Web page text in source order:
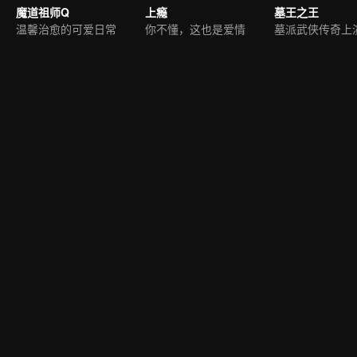
魔道祖师Q
温馨治愈的可爱日常
上瘾
你不懂，这也是爱情
墓王之王
墓派武侠传奇上